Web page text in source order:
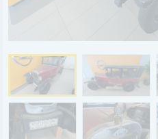
SERVICE
AutoAbo